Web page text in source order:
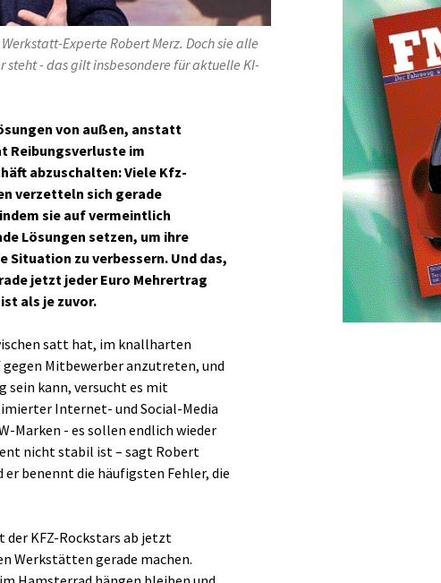
Experte Robert Merz. Doch sie alle
steht - das gilt insbesondere für aktuelle KI-
von außen, anstatt
Reibungsverluste im
abzuschalten: Viele Kfz-
verzetteln sich gerade
sie auf vermeintlich
Lösungen setzen, um ihre
Situation zu verbessern. Und das,
jetzt jeder Euro Mehrertrag
als je zuvor.
satt hat, im knallharten
Mitbewerber anzutreten, und
sein kann, versucht es mit
Internet- und Social-Media
Marken - es sollen endlich wieder
nicht stabil ist – sagt Robert
er benennt die häufigsten Fehler, die
KFZ-Rockstars ab jetzt
Werkstätten gerade machen.